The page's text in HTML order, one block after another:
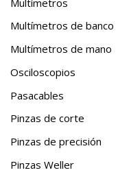
Multímetros de banco
Multímetros de mano
Osciloscopios
Pasacables
Pinzas de corte
Pinzas de precisión
Pinzas Weller